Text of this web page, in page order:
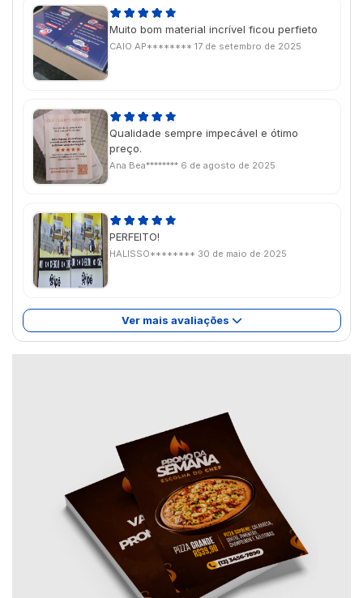
Muito bom material incrível ficou perfieto
CAIO AP******** 17 de setembro de 2025
Qualidade sempre impecável e ótimo
preço.
Ana Bea******** 6 de agosto de 2025
PERFEITO!
HALISSO******** 30 de maio de 2025
Ver mais avaliações